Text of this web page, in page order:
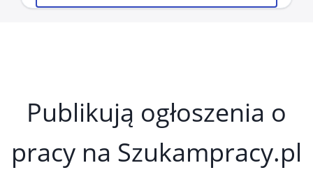
Publikują ogłoszenia o
pracy na Szukampracy.pl